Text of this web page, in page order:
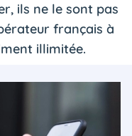
ils ne le sont pas
français à
illimitée.